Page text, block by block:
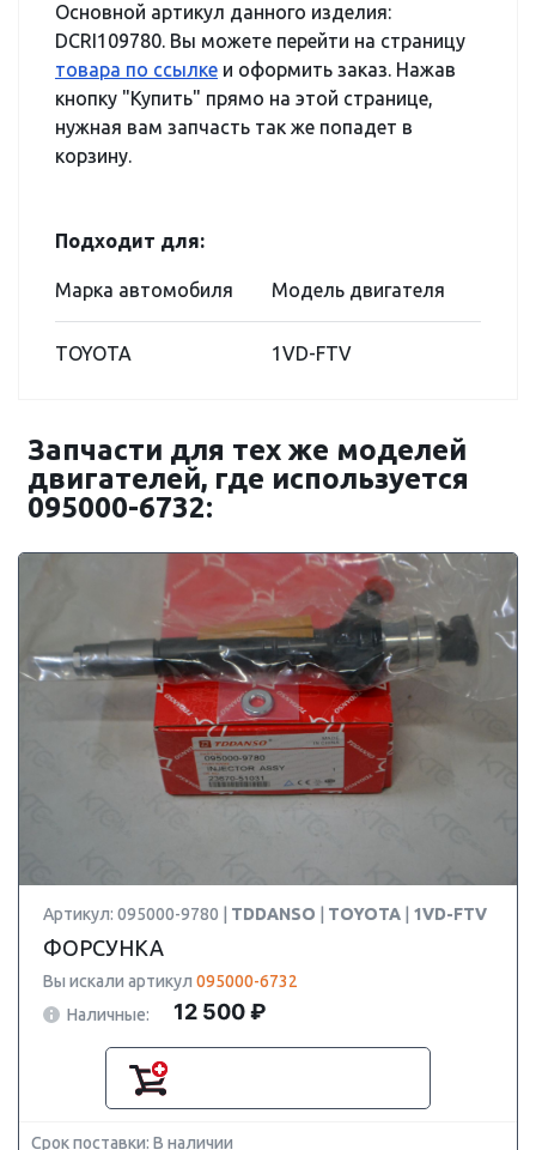
Основной артикул данного изделия:
DCRI109780. Вы можете перейти на страницу
товара по ссылке и оформить заказ. Нажав
кнопку "Купить" прямо на этой странице,
нужная вам запчасть так же попадет в
корзину.
Подходит для:
Марка автомобиля Модель двигателя
TOYOTA 1VD-FTV
Запчасти для тех же моделей
двигателей, где используется
095000-6732:
Артикул: 095000-9780 | TDDANSO TOYOTA 1VD-FTV
ФОРСУНКА
Вы искали артикул 095000-6732
Наличные:
12 500 ₽
Срок поставки: В наличии